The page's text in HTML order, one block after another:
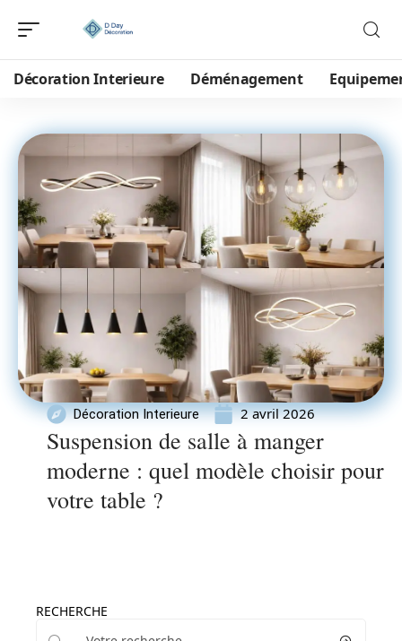
Décoration Interieure Déménagement
Décoration Interieure 2 avril 2026
Suspension de salle à manger
moderne : quel modèle choisir pour
votre table ?
RECHERCHE